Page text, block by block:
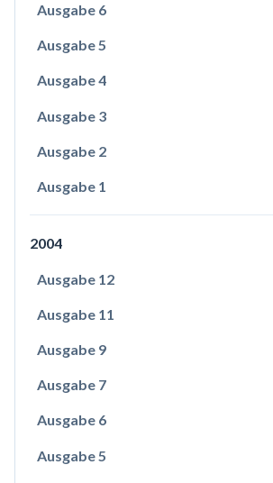
Ausgabe 6
Ausgabe 5
Ausgabe 4
Ausgabe 3
Ausgabe 2
Ausgabe 1
2004
Ausgabe 12
Ausgabe 11
Ausgabe 9
Ausgabe 7
Ausgabe 6
Ausgabe 5